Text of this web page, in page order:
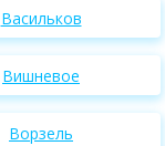
Васильков
Вишневое
Ворзель